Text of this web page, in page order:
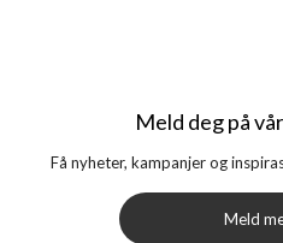
Meld deg på
Få nyheter, kampanjer og
Meld